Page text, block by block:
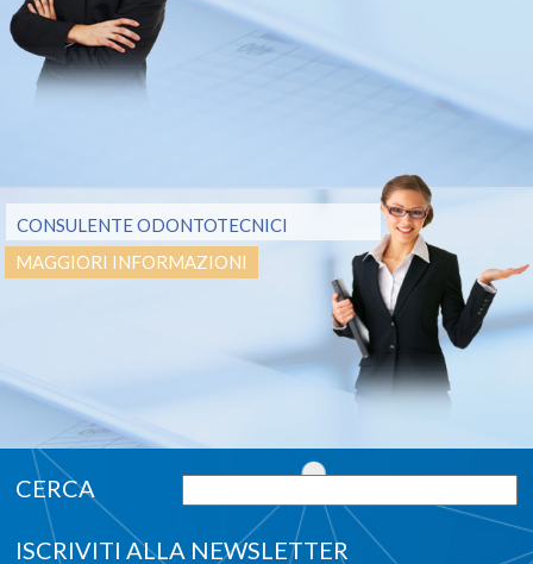
CONSULENTE ODONTOTECNICI
MAGGIORI INFORMAZIONI
ISCRIVITI ALLA NEWSLETTER